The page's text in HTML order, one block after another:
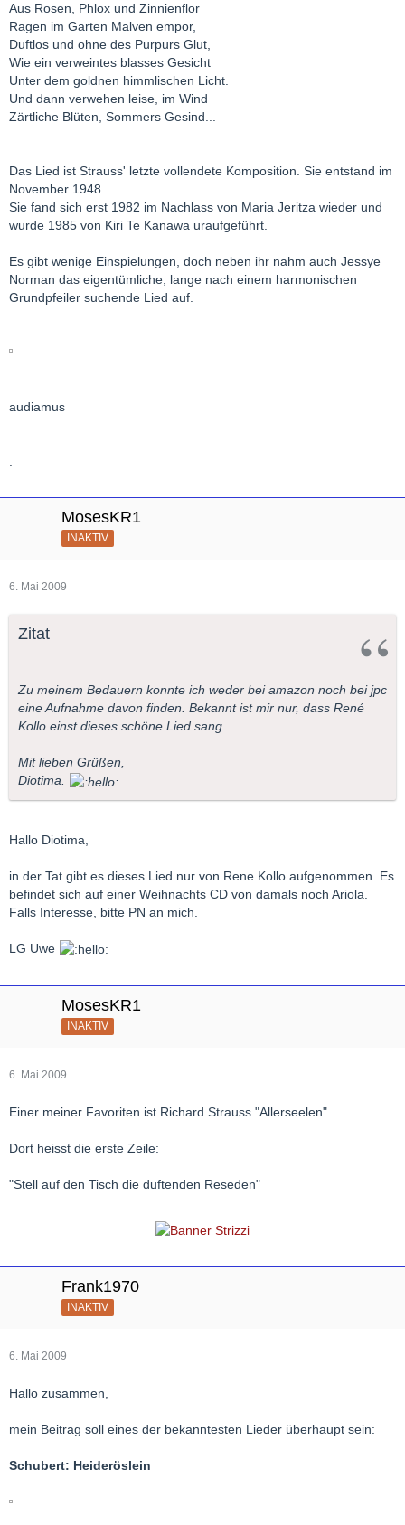
Aus Rosen, Phlox und Zinnienflor
Ragen im Garten Malven empor,
Duftlos und ohne des Purpurs Glut,
Wie ein verweintes blasses Gesicht
Unter dem goldnen himmlischen Licht.
Und dann verwehen leise, im Wind
Zärtliche Blüten, Sommers Gesind...
Das Lied ist Strauss' letzte vollendete Komposition. Sie entstand im
November 1948.
Sie fand sich erst 1982 im Nachlass von Maria Jeritza wieder und
wurde 1985 von Kiri Te Kanawa uraufgeführt.
Es gibt wenige Einspielungen, doch neben ihr nahm auch Jessye
Norman das eigentümliche, lange nach einem harmonischen
Grundpfeiler suchende Lied auf.
audiamus
.
MosesKR1
INAKTIV
6. Mai 2009
Zitat
Zu meinem Bedauern konnte ich weder bei amazon noch bei jpc
eine Aufnahme davon finden. Bekannt ist mir nur, dass René
Kollo einst dieses schöne Lied sang.
Mit lieben Grüßen,
Diotima.
Hallo Diotima,
in der Tat gibt es dieses Lied nur von Rene Kollo aufgenommen. Es
befindet sich auf einer Weihnachts CD von damals noch Ariola.
Falls Interesse, bitte PN an mich.
LG Uwe
MosesKR1
INAKTIV
6. Mai 2009
Einer meiner Favoriten ist Richard Strauss "Allerseelen".
Dort heisst die erste Zeile:
"Stell auf den Tisch die duftenden Reseden"
Frank1970
INAKTIV
6. Mai 2009
Hallo zusammen,
mein Beitrag soll eines der bekanntesten Lieder überhaupt sein:
Schubert: Heideröslein